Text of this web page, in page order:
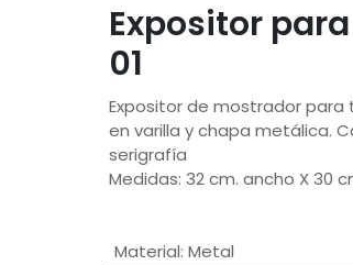
Expositor
01
Expositor de mostrador para
en varilla y chapa metálica.
serigrafía
Medidas: 32 cm. ancho X 30
Material: Metal